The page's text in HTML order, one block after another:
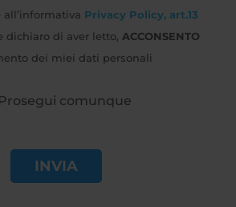
all’informativa Privacy Policy, art.13
dichiaro di aver letto, ACCONSENTO
dei miei dati personali
Prosegui comunque